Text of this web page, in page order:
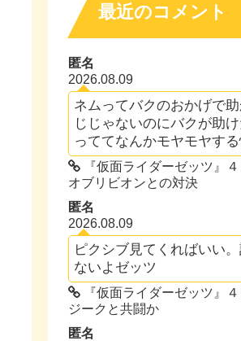
最近のコメント
匿名
2026.08.09
ネムってバクのおかげで
じじゃないのにバクが助
っててなんかモヤモヤす
『仮面ライダーゼッツ』
オブリビオンとの対決
匿名
2026.08.09
ピクシブ見てくればいい
ないよゼッツ
『仮面ライダーゼッツ』
ジークと共闘か
匿名